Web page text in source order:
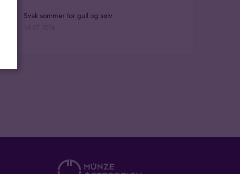
Svak sommer for gull og sølv
14.07.2026